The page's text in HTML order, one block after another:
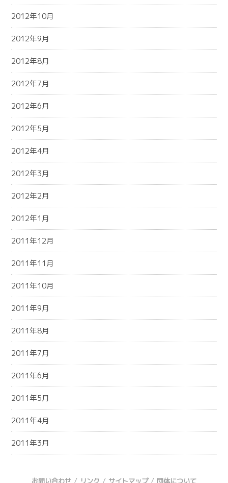
2012年10月
2012年9月
2012年8月
2012年7月
2012年6月
2012年5月
2012年4月
2012年3月
2012年2月
2012年1月
2011年12月
2011年11月
2011年10月
2011年9月
2011年8月
2011年7月
2011年6月
2011年5月
2011年4月
2011年3月
お問い合わせ / リンク / サイトマップ / 団体について